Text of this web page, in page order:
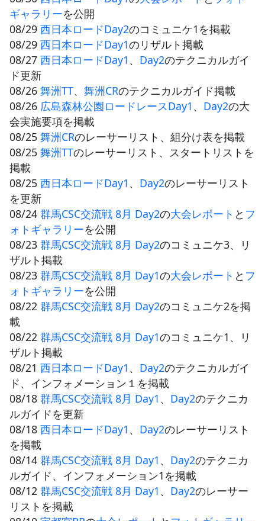
ギャラリーを公開
08/29 西日本ロードDay2のコミュニケ1を掲載
08/29 西日本ロードDay1のリザルト掲載
08/27 西日本ロードDay1 、 Day2のテクニカルガイ
ド更新
08/26 舞洲TT、 舞洲CRのテクニカルガイド掲載
08/26 広島森林公園ロードレースDay1 、 Day2の大
会実施要項を掲載
08/25 舞洲CRのレーサーリスト、組分け表を掲載
08/25 舞洲TTのレーサーリスト、スタートリストを
掲載
08/25 西日本ロードDay1 、 Day2のレーサーリスト
を更新
08/24 群馬CSC交流戦 8月 Day2の大会レポート と フ
ォトギャラリーを公開
08/23 群馬CSC交流戦 8月 Day2のコミュニケ3、リ
ザルト掲載
08/23 群馬CSC交流戦 8月 Day1の大会レポート と フ
ォトギャラリーを公開
08/22 群馬CSC交流戦 8月 Day2のコミュニケ2を掲
載
08/22 群馬CSC交流戦 8月 Day1のコミュニケ1、リ
ザルト掲載
08/21 西日本ロードDay1 、 Day2のテクニカルガイ
ド、インフォメーション１を掲載
08/18 群馬CSC交流戦 8月 Day1 、 Day2のテクニカ
ルガイドを更新
08/18 西日本ロードDay1 、 Day2のレーサーリスト
を掲載
08/14 群馬CSC交流戦 8月 Day1 、 Day2のテクニカ
ルガイド、インフォメーション1を掲載
08/12 群馬CSC交流戦 8月 Day1 、 Day2のレーサー
リストを掲載